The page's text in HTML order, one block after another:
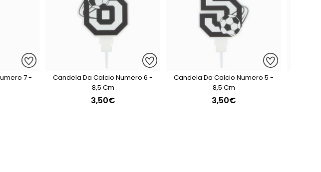
7 -
Candela Da Calcio Numero 6 -
8,5 Cm
3,50€
Candela Da Calcio Numero 5 -
8,5 Cm
3,50€